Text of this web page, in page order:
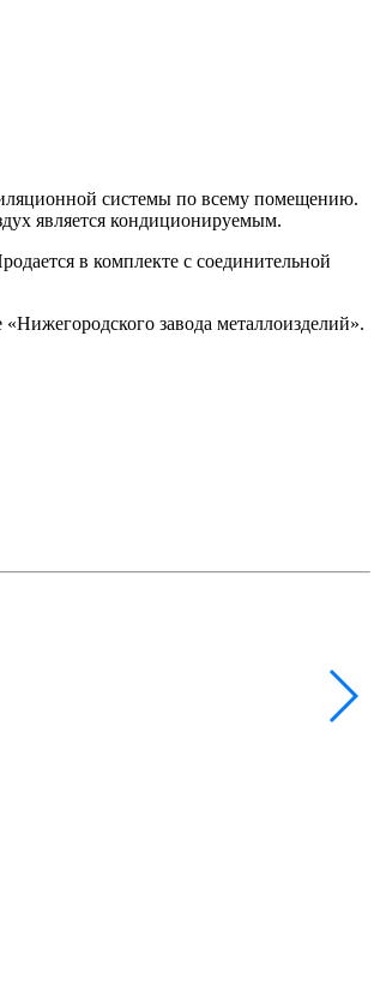
системы по всему помещению.
является кондиционируемым.
в комплекте с соединительной
завода металлоизделий».